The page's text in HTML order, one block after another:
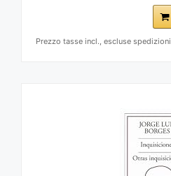
Prezzo tasse incl., escluse spedizioni